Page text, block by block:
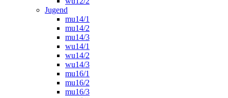
Jugend
mu14/1
mu14/2
mu14/3
wu14/1
wu14/2
wu14/3
mu16/1
mu16/2
mu16/3